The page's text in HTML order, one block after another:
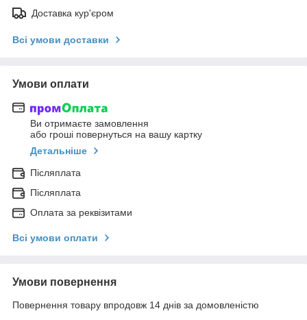
Доставка кур'єром
Всі умови доставки
Умови оплати
Ви отримаєте замовлення
або гроші повернуться на вашу картку
Детальніше
Післяплата
Післяплата
Оплата за реквізитами
Всі умови оплати
Умови повернення
Повернення товару впродовж 14 днів за домовленістю